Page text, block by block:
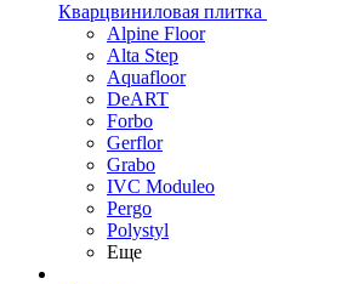
Кварцвиниловая плитка
Alpine Floor
Alta Step
Aquafloor
DeART
Forbo
Gerflor
Grabo
IVC Moduleo
Pergo
Polystyl
Еще